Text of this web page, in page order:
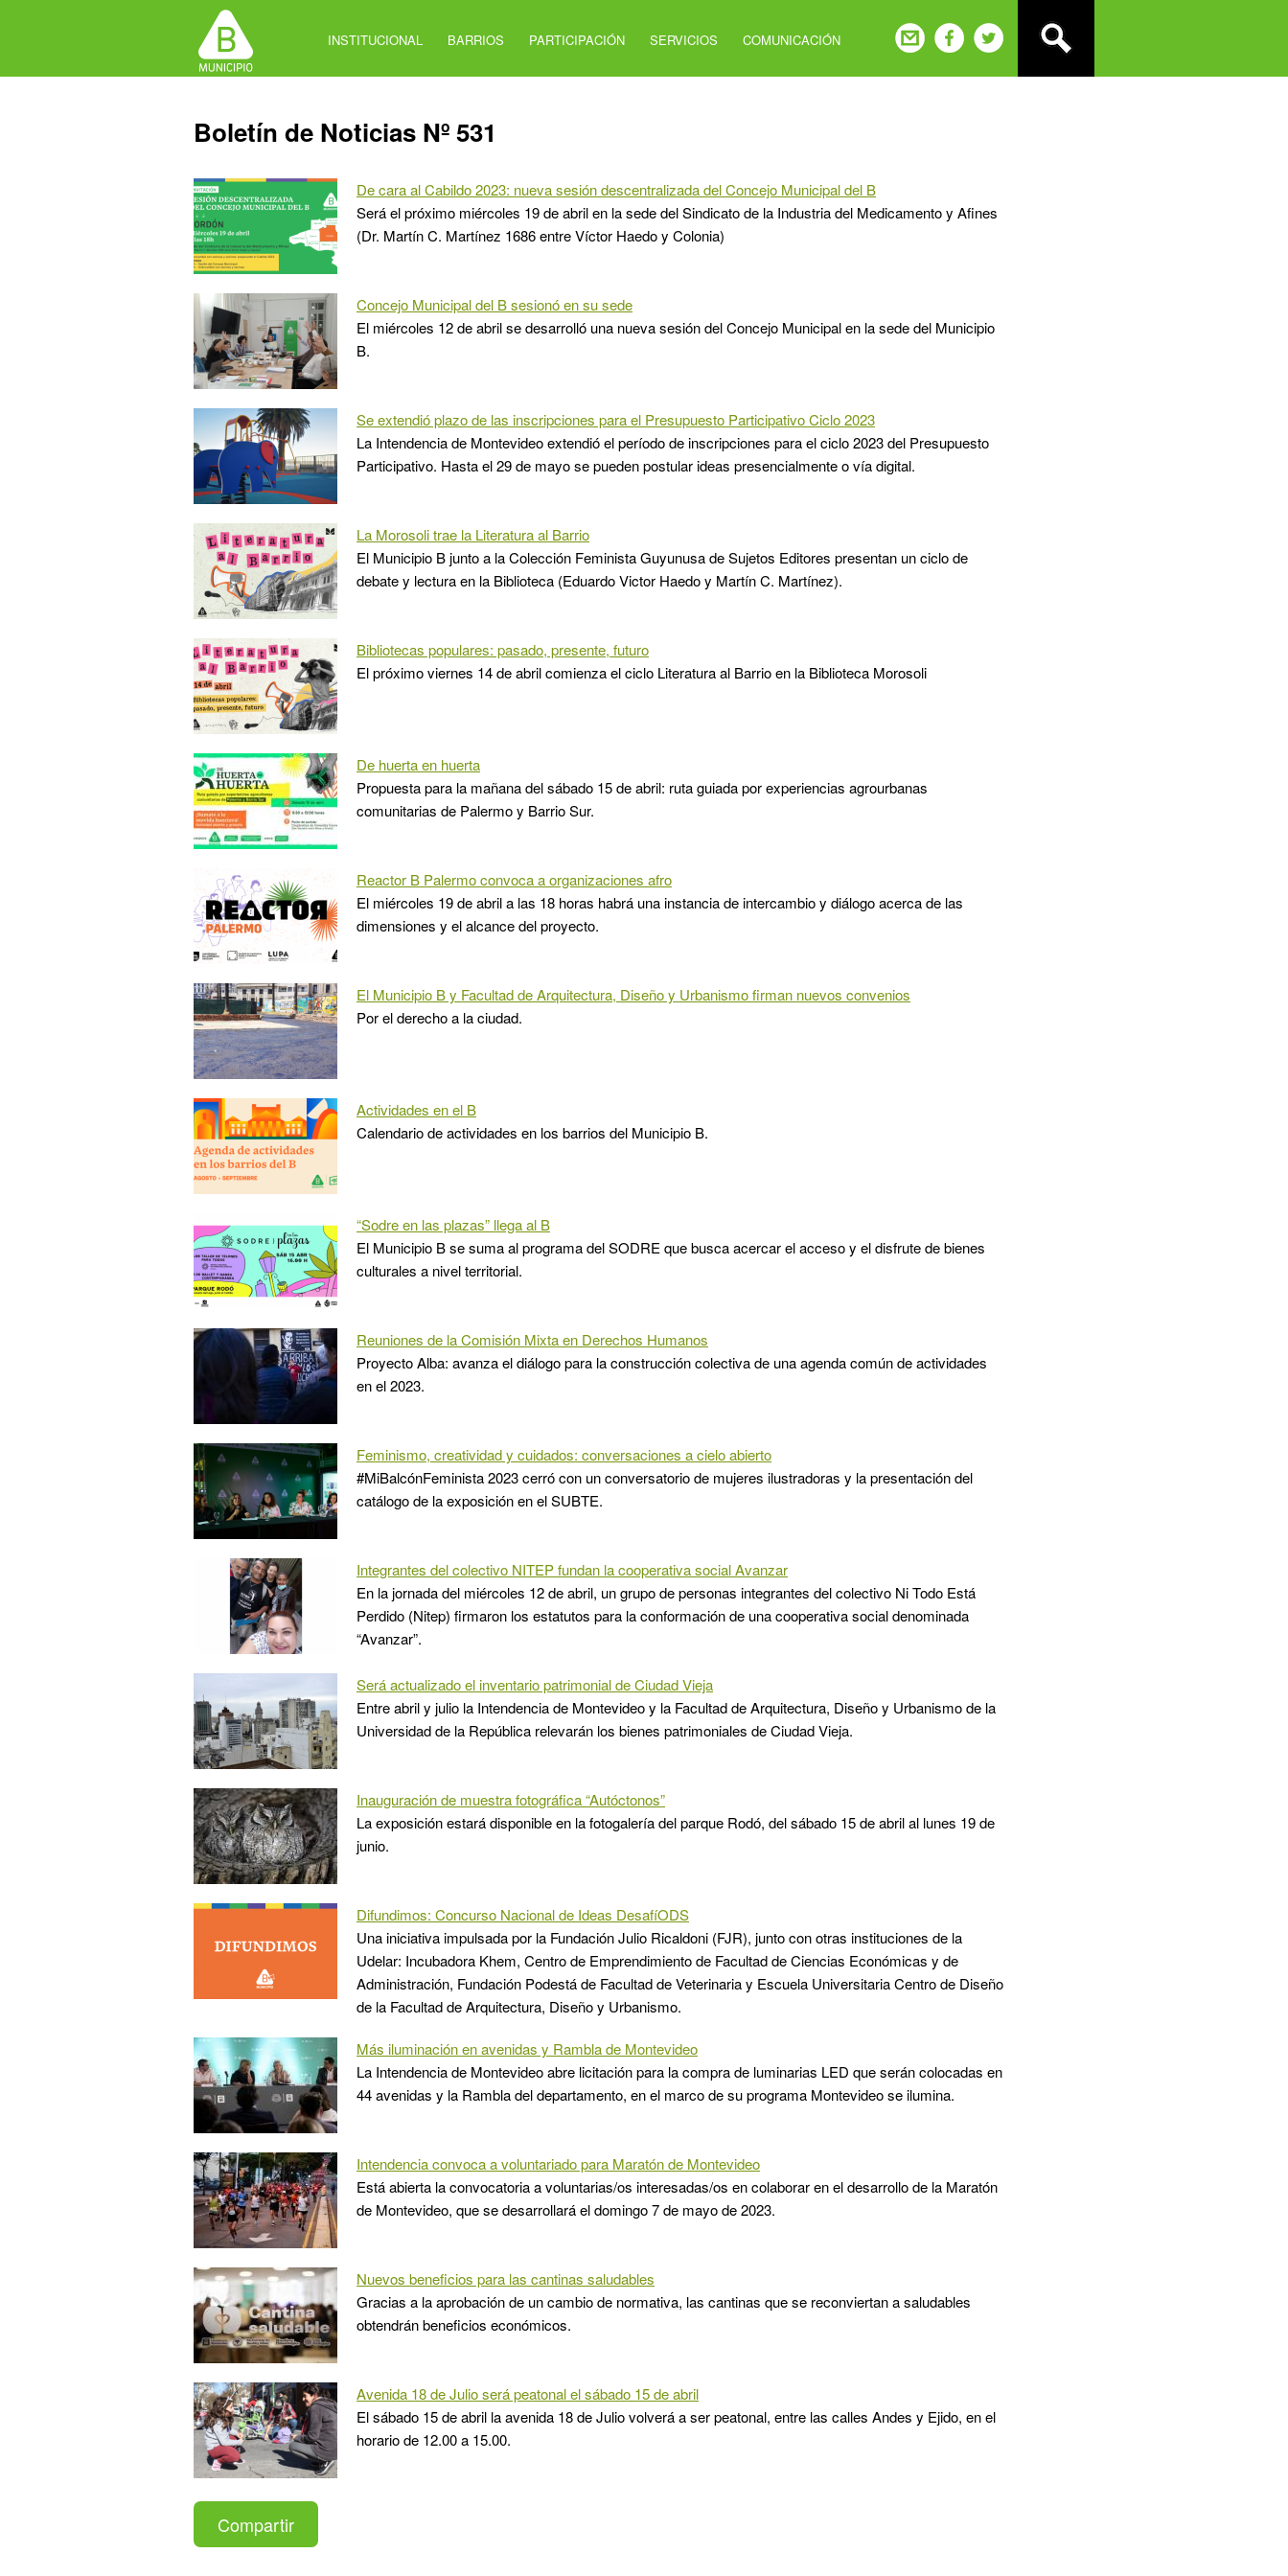
INSTITUCIONAL BARRIOS PARTICIPACIÓN SERVICIOS COMUNICACIÓN
Back
to
Boletín de Noticias Nº 531
De cara al Cabildo 2023: nueva sesión descentralizada del Concejo Municipal del B
Será el próximo miércoles 19 de abril en la sede del Sindicato de la Industria del Medicamento y Afines
(Dr. Martín C. Martínez 1686 entre Víctor Haedo y Colonia)
Concejo Municipal del B sesionó en su sede
El miércoles 12 de abril se desarrolló una nueva sesión del Concejo Municipal en la sede del Municipio
B.
Se extendió plazo de las inscripciones para el Presupuesto Participativo Ciclo 2023
La Intendencia de Montevideo extendió el período de inscripciones para el ciclo 2023 del Presupuesto
Participativo. Hasta el 29 de mayo se pueden postular ideas presencialmente o vía digital.
La Morosoli trae la Literatura al Barrio
El Municipio B junto a la Colección Feminista Guyunusa de Sujetos Editores presentan un ciclo de
debate y lectura en la Biblioteca (Eduardo Victor Haedo y Martín C. Martínez).
Bibliotecas populares: pasado, presente, futuro
El próximo viernes 14 de abril comienza el ciclo Literatura al Barrio en la Biblioteca Morosoli
De huerta en huerta
Propuesta para la mañana del sábado 15 de abril: ruta guiada por experiencias agrourbanas
comunitarias de Palermo y Barrio Sur.
Reactor B Palermo convoca a organizaciones afro
El miércoles 19 de abril a las 18 horas habrá una instancia de intercambio y diálogo acerca de las
dimensiones y el alcance del proyecto.
El Municipio B y Facultad de Arquitectura, Diseño y Urbanismo firman nuevos convenios
Por el derecho a la ciudad.
Actividades en el B
Calendario de actividades en los barrios del Municipio B.
“Sodre en las plazas” llega al B
El Municipio B se suma al programa del SODRE que busca acercar el acceso y el disfrute de bienes
culturales a nivel territorial.
Reuniones de la Comisión Mixta en Derechos Humanos
Proyecto Alba: avanza el diálogo para la construcción colectiva de una agenda común de actividades
en el 2023.
Feminismo, creatividad y cuidados: conversaciones a cielo abierto
#MiBalcónFeminista 2023 cerró con un conversatorio de mujeres ilustradoras y la presentación del
catálogo de la exposición en el SUBTE.
Integrantes del colectivo NITEP fundan la cooperativa social Avanzar
En la jornada del miércoles 12 de abril, un grupo de personas integrantes del colectivo Ni Todo Está
Perdido (Nitep) firmaron los estatutos para la conformación de una cooperativa social denominada
“Avanzar”.
Será actualizado el inventario patrimonial de Ciudad Vieja
Entre abril y julio la Intendencia de Montevideo y la Facultad de Arquitectura, Diseño y Urbanismo de la
Universidad de la República relevarán los bienes patrimoniales de Ciudad Vieja.
Inauguración de muestra fotográfica “Autóctonos”
La exposición estará disponible en la fotogalería del parque Rodó, del sábado 15 de abril al lunes 19 de
junio.
Difundimos: Concurso Nacional de Ideas DesafíODS
Una iniciativa impulsada por la Fundación Julio Ricaldoni (FJR), junto con otras instituciones de la
Udelar: Incubadora Khem, Centro de Emprendimiento de Facultad de Ciencias Económicas y de
Administración, Fundación Podestá de Facultad de Veterinaria y Escuela Universitaria Centro de Diseño
de la Facultad de Arquitectura, Diseño y Urbanismo.
Más iluminación en avenidas y Rambla de Montevideo
La Intendencia de Montevideo abre licitación para la compra de luminarias LED que serán colocadas en
44 avenidas y la Rambla del departamento, en el marco de su programa Montevideo se ilumina.
Intendencia convoca a voluntariado para Maratón de Montevideo
Está abierta la convocatoria a voluntarias/os interesadas/os en colaborar en el desarrollo de la Maratón
de Montevideo, que se desarrollará el domingo 7 de mayo de 2023.
Nuevos beneficios para las cantinas saludables
Gracias a la aprobación de un cambio de normativa, las cantinas que se reconviertan a saludables
obtendrán beneficios económicos.
Avenida 18 de Julio será peatonal el sábado 15 de abril
El sábado 15 de abril la avenida 18 de Julio volverá a ser peatonal, entre las calles Andes y Ejido, en el
horario de 12.00 a 15.00.
Compartir